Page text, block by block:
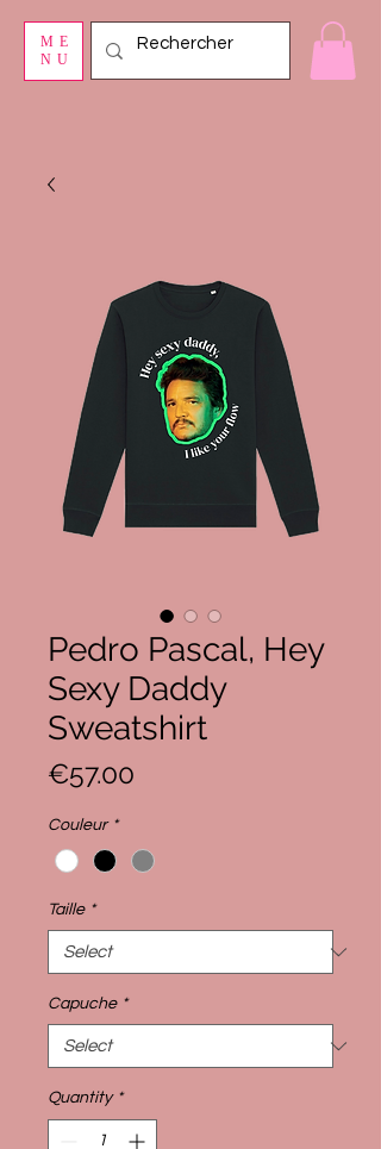
ME
NU
Pedro Pascal, Hey
Sexy Daddy
Sweatshirt
€57.00
Couleur *
Taille *
Capuche *
Quantity *